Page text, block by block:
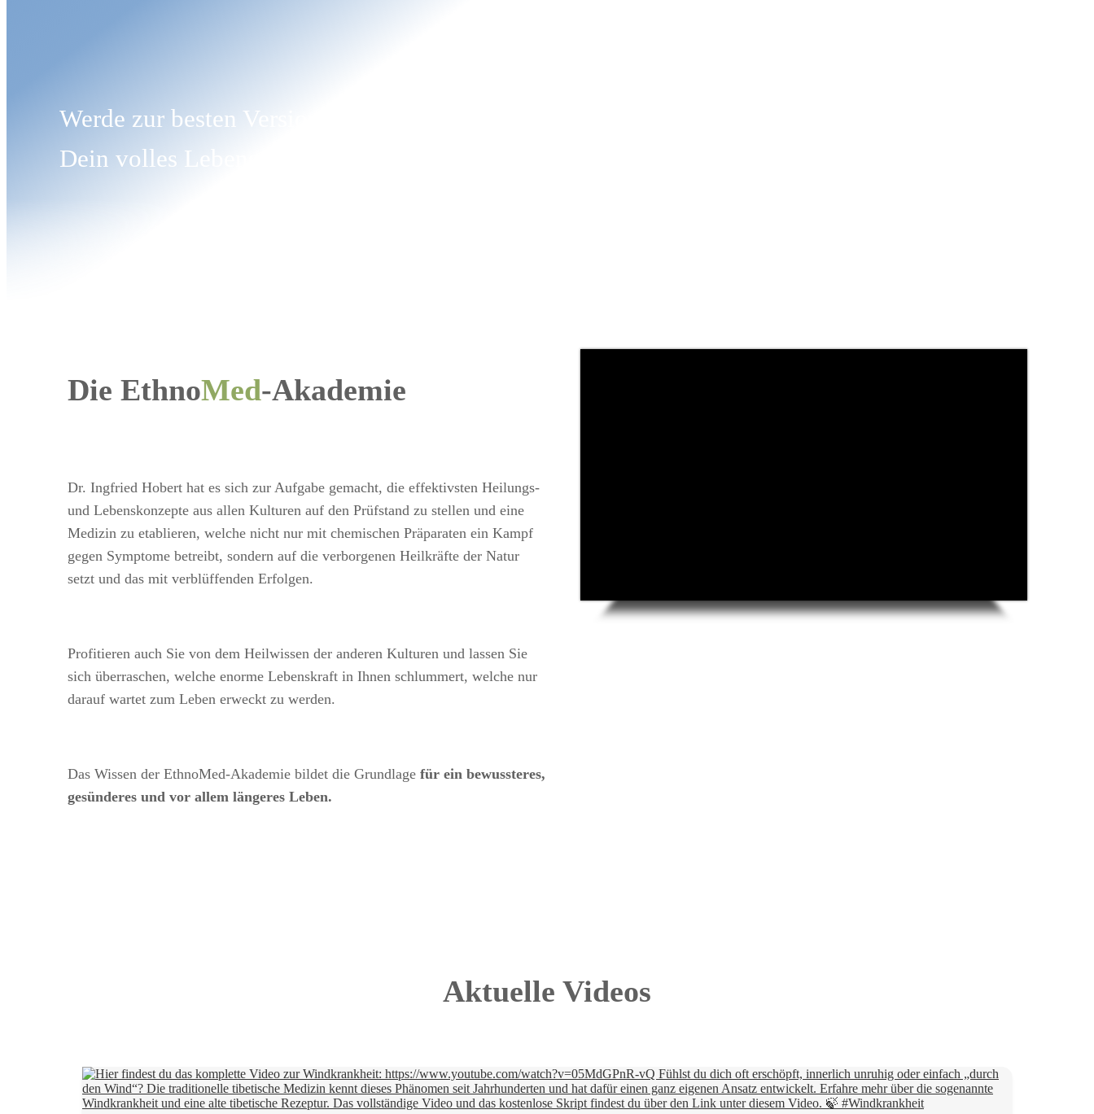
Werde zur besten Version von Dir selbst und entfalte
Dein volles Lebenspotenzial!
Die EthnoMed-Akademie
Dr. Ingfried Hobert hat es sich zur Aufgabe gemacht, die effektivsten Heilungs-
und Lebenskonzepte aus allen Kulturen auf den Prüfstand zu stellen und eine
Medizin zu etablieren, welche nicht nur mit chemischen Präparaten ein Kampf
gegen Symptome betreibt, sondern auf die verborgenen Heilkräfte der Natur
setzt und das mit verblüffenden Erfolgen.
Profitieren auch Sie von dem Heilwissen der anderen Kulturen und lassen Sie
sich überraschen, welche enorme Lebenskraft in Ihnen schlummert, welche nur
darauf wartet zum Leben erweckt zu werden.
Das Wissen der EthnoMed-Akademie bildet die Grundlage für ein bewussteres,
gesünderes und vor allem längeres Leben.
Aktuelle Videos